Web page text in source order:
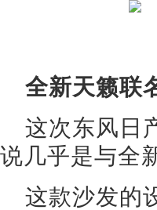
全新天籁联
这次东风日
说几乎是与全
这款沙发的